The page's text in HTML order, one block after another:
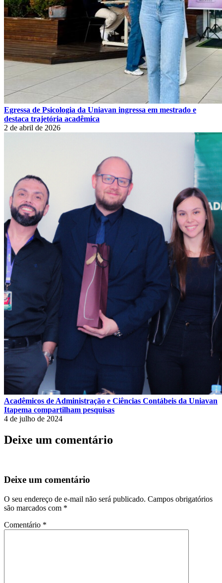
Egressa de Psicologia da Uniavan ingressa em mestrado e
destaca trajetória acadêmica
2 de abril de 2026
Acadêmicos de Administração e Ciências Contábeis da Uniavan
Itapema compartilham pesquisas
4 de julho de 2024
Deixe um comentário
Deixe um comentário
O seu endereço de e-mail não será publicado. Campos obrigatórios
são marcados com *
Comentário *